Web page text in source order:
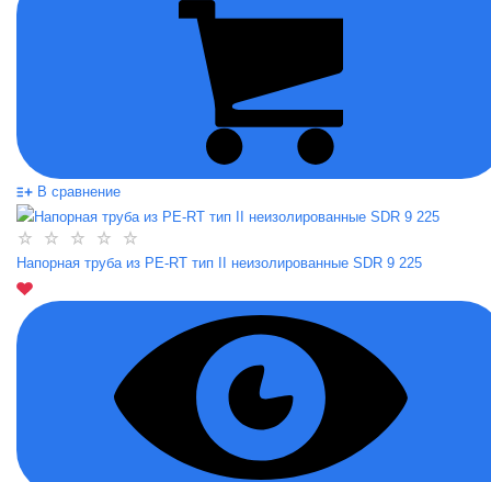
В сравнение
Напорная труба из PE-RT тип II неизолированные SDR 9 225